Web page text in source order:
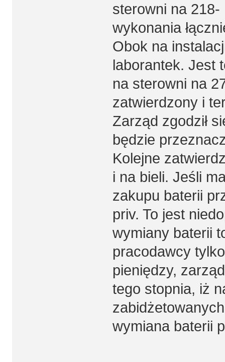
sterowni na 218-
wykonania
Obok na
laborantek. Jest
na sterowni na
zatwierdzony i
Zarząd zgodził
będzie
Kolejne
i na bieli. Jeśli
zakupu baterii
priv. To jest
wymiany baterii
pracodawcy
pieniędzy,
tego stopnia, iż
wymiana baterii